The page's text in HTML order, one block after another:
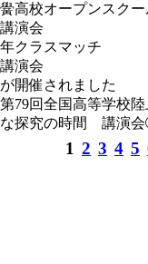
高校オープンスク
演会
クラスマッチ
演会
開催されました
第79回全国高等学校
探究の時間 講演会
1 2 3 4 5